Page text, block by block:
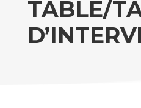
TABLE/